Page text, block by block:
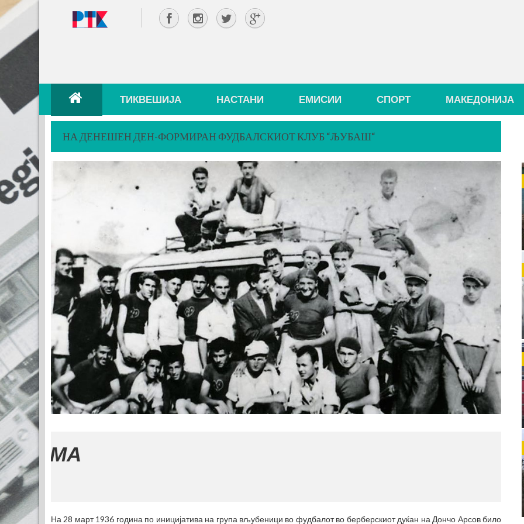
ТИКВЕШИЈА НАСТАНИ ЕМИСИИ СПОРТ МАКЕДОНИЈА
НА ДЕНЕШЕН ДЕН-ФОРМИРАН ФУДБАЛСКИОТ КЛУБ “ЉУБАШ“
На 28 март 1936 година по иницијатива на група вљубеници во фудбалот во берберскиот дуќан на Дончо Арсов било